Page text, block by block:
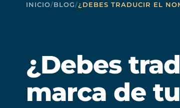
INICIO/BLOG/¿DEBES TRADUCIR EL
¿Debes
marca de